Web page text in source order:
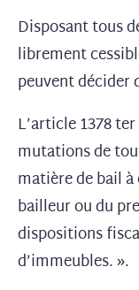
Disposant tous
librement
peuvent décider
L’article 1378
mutations de
matière de bail
bailleur ou du
dispositions
d’immeubles. ».